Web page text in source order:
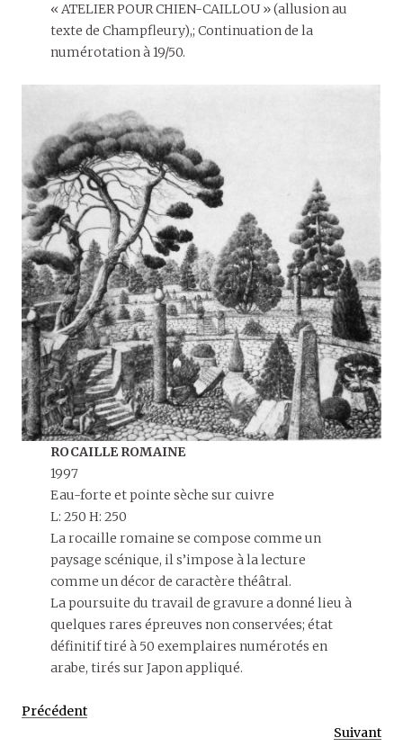
« ATELIER POUR CHIEN-CAILLOU » (allusion au
texte de Champfleury),; Continuation de la
numérotation à 19/50.
ROCAILLE ROMAINE
1997
Eau-forte et pointe sèche sur cuivre
L: 250 H: 250
La rocaille romaine se compose comme un
paysage scénique, il s’impose à la lecture
comme un décor de caractère théâtral.
La poursuite du travail de gravure a donné lieu à
quelques rares épreuves non conservées; état
définitif tiré à 50 exemplaires numérotés en
arabe, tirés sur Japon appliqué.
Précédent
Suivant